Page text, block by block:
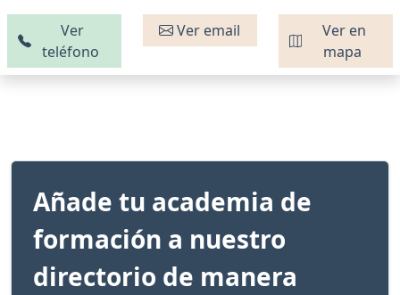
Ver
teléfono
Ver email
Ver en
mapa
Añade tu academia de
formación a nuestro
directorio de manera